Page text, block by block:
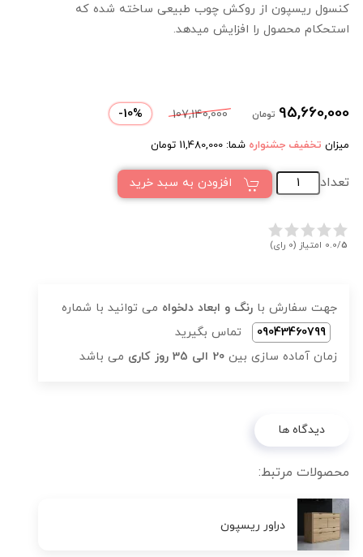
کنسول ریسپون از روکش چوب طبیعی ساخته شده که
استحکام محصول را افزایش میدهد.
95,660,000 تومان 107,140,000
10%
-
میزان تخفیف جشنواره شما: 11,480,000 تومان
تعداد افزودن به سبد خرید
0.0/5 امتیاز (0 رای)
جهت سفارش با رنگ و ابعاد دلخواه می توانید با شماره
09043460799
تماس بگیرید
زمان آماده سازی بین 20 الی 35 روز کاری می باشد
دیدگاه ها
محصولات مرتبط:
دراور ریسپون